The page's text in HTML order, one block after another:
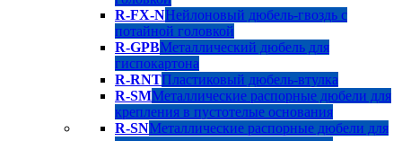
R-FX-NНейлоновый дюбель-гвоздь с
потайной головкой
R-GPBМеталлический дюбель для
гиспокартона
R-RNTПластиковый дюбель-втулка
R-SMМеталлические распорные дюбели для
крепления в пустотелые основания
R-SNМеталлические распорные дюбели для